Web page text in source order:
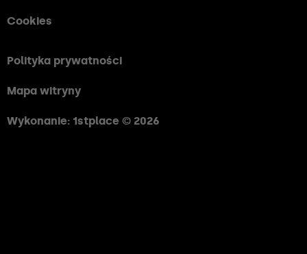
Cookies
Polityka prywatności
Mapa witryny
Wykonanie: 1stplace © 2026